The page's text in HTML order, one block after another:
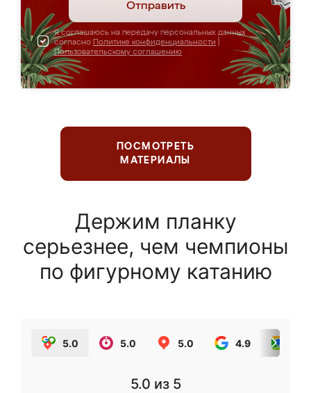
Отправить
Я соглашаюсь на передачу персональных данных
согласно Политике конфиденциальности
Пользовательскому соглашению
ПОСМОТРЕТЬ
МАТЕРИАЛЫ
Держим планку
серьезнее, чем чемпионы
по фигурному катанию
5.0 5.0 5.0 4.9
5.0 из 5